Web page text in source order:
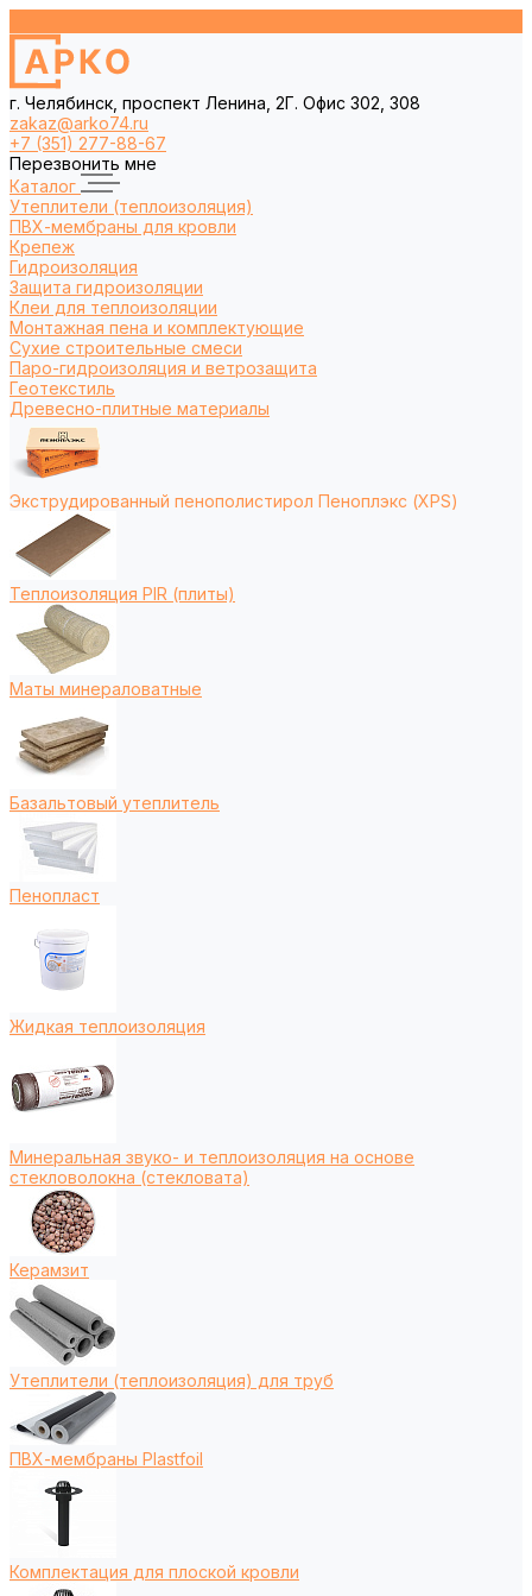
г. Челябинск, проспект Ленина, 2Г. Офис 302, 308
zakaz@arko74.ru
+7 (351) 277-88-67
Перезвонить мне
Каталог
Утеплители (теплоизоляция)
ПВХ-мембраны для кровли
Крепеж
Гидроизоляция
Защита гидроизоляции
Клеи для теплоизоляции
Монтажная пена и комплектующие
Сухие строительные смеси
Паро-гидроизоляция и ветрозащита
Геотекстиль
Древесно-плитные материалы
Экструдированный пенополистирол Пеноплэкс (XPS)
Теплоизоляция PIR (плиты)
Маты минераловатные
Базальтовый утеплитель
Пенопласт
Жидкая теплоизоляция
Минеральная звуко- и теплоизоляция на основе
стекловолокна (стекловата)
Керамзит
Утеплители (теплоизоляция) для труб
ПВХ-мембраны Plastfoil
Комплектация для плоской кровли